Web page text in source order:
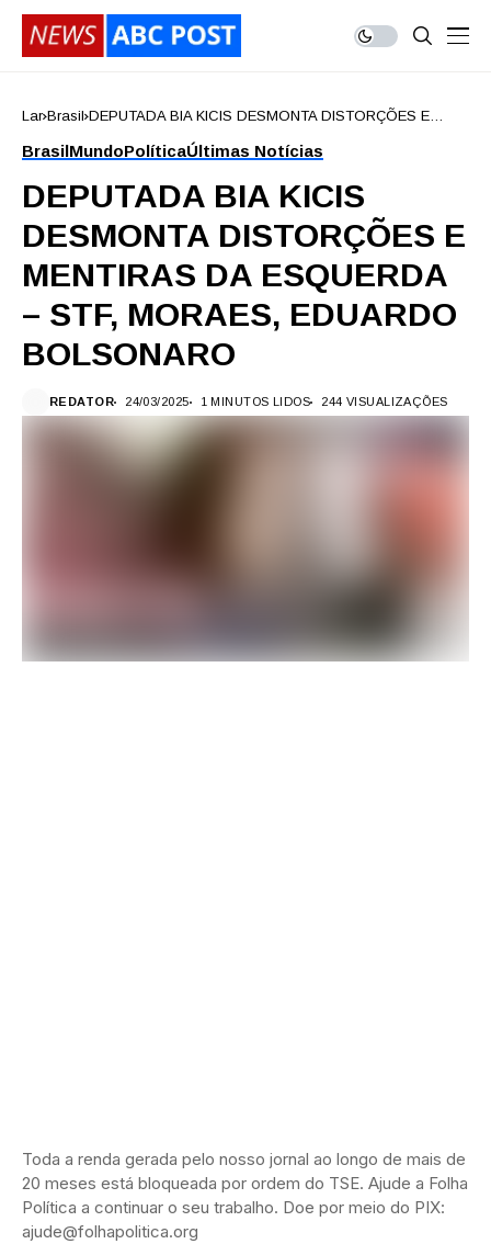
Lar Brasil DEPUTADA BIA KICIS DESMONTA DISTORÇÕES E
BOLSONARO
BrasilMundoPolíticaÚltimas Notícias
DEPUTADA BIA KICIS
DESMONTA DISTORÇÕES E
MENTIRAS DA ESQUERDA
– STF, MORAES, EDUARDO
BOLSONARO
REDATOR 24/03/2025 1 MINUTOS LIDOS 244 VISUALIZAÇÕES
Toda a renda gerada pelo nosso jornal ao longo de mais de
20 meses está bloqueada por ordem do TSE. Ajude a Folha
Política a continuar o seu trabalho. Doe por meio do PIX:
ajude@folhapolitica.org